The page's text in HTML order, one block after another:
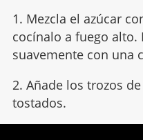
1. Mezcla el azúcar
cocínalo a fuego alto.
suavemente con una
2. Añade los trozos
tostados.